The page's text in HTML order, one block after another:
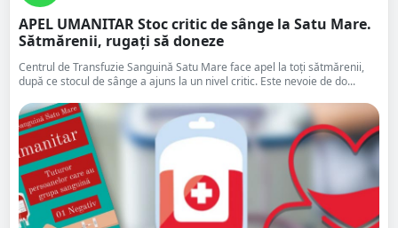
APEL UMANITAR Stoc critic de sânge la Satu Mare.
Sătmărenii, rugați să doneze
Centrul de Transfuzie Sanguină Satu Mare face apel la toți sătmărenii,
după ce stocul de sânge a ajuns la un nivel critic. Este nevoie de do...